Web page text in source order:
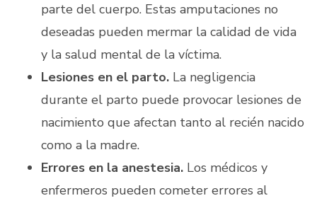
parte del cuerpo. Estas amputaciones no
deseadas pueden mermar la calidad de vida
y la salud mental de la víctima.
Lesiones en el parto.La negligencia
durante el parto puede provocar lesiones de
nacimiento que afectan tanto al recién nacido
como a la madre.
Errores en la anestesia. Los médicos y
enfermeros pueden cometer errores al